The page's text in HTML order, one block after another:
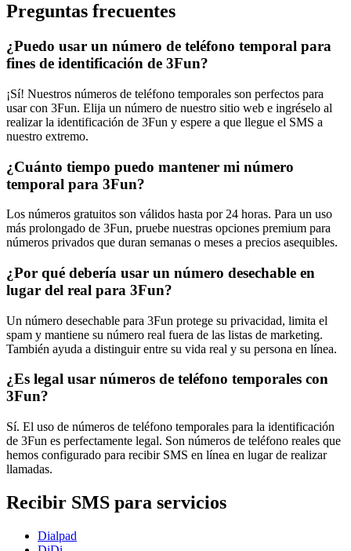
Preguntas frecuentes
¿Puedo usar un número de teléfono temporal para
fines de identificación de 3Fun?
¡Sí! Nuestros números de teléfono temporales son perfectos para
usar con 3Fun. Elija un número de nuestro sitio web e ingréselo al
realizar la identificación de 3Fun y espere a que llegue el SMS a
nuestro extremo.
¿Cuánto tiempo puedo mantener mi número
temporal para 3Fun?
Los números gratuitos son válidos hasta por 24 horas. Para un uso
más prolongado de 3Fun, pruebe nuestras opciones premium para
números privados que duran semanas o meses a precios asequibles.
¿Por qué debería usar un número desechable en
lugar del real para 3Fun?
Un número desechable para 3Fun protege su privacidad, limita el
spam y mantiene su número real fuera de las listas de marketing.
También ayuda a distinguir entre su vida real y su persona en línea.
¿Es legal usar números de teléfono temporales con
3Fun?
Sí. El uso de números de teléfono temporales para la identificación
de 3Fun es perfectamente legal. Son números de teléfono reales que
hemos configurado para recibir SMS en línea en lugar de realizar
llamadas.
Recibir SMS para servicios
Dialpad